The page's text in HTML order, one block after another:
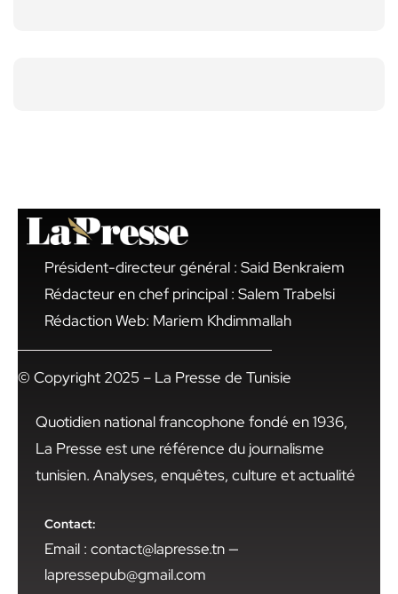
Président-directeur général : Said Benkraiem
Rédacteur en chef principal : Salem Trabelsi
Rédaction Web: Mariem Khdimmallah
© Copyright 2025 – La Presse de Tunisie
Quotidien national francophone fondé en 1936,
La Presse est une référence du journalisme
tunisien. Analyses, enquêtes, culture et actualité
Contact:
Email : contact@lapresse.tn —
lapressepub@gmail.com